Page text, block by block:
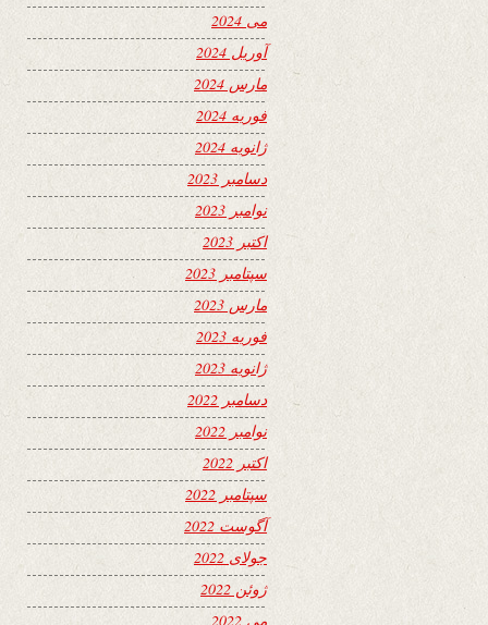
می 2024
آوریل 2024
مارس 2024
فوریه 2024
ژانویه 2024
دسامبر 2023
نوامبر 2023
اکتبر 2023
سپتامبر 2023
مارس 2023
فوریه 2023
ژانویه 2023
دسامبر 2022
نوامبر 2022
اکتبر 2022
سپتامبر 2022
آگوست 2022
جولای 2022
ژوئن 2022
می 2022